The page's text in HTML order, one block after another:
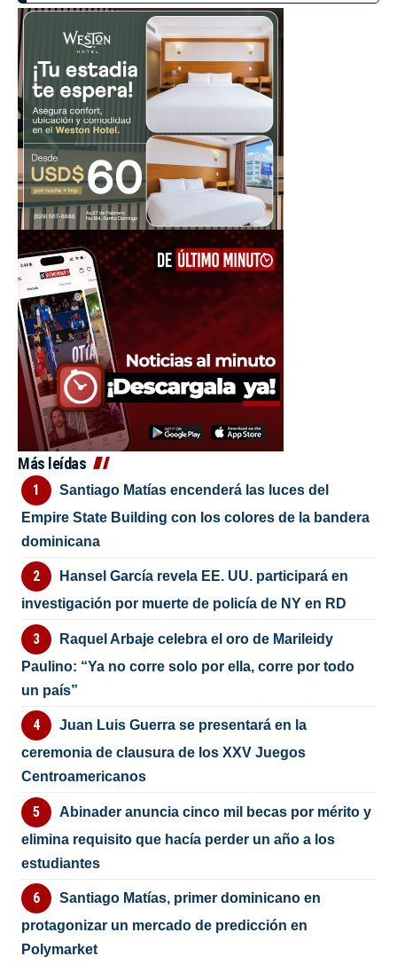
Más leídas
Santiago Matías encenderá las luces del
Empire State Building con los colores de la bandera
dominicana
Hansel García revela EE. UU. participará en
investigación por muerte de policía de NY en RD
Raquel Arbaje celebra el oro de Marileidy
Paulino: “Ya no corre solo por ella, corre por todo
un país”
Juan Luis Guerra se presentará en la
ceremonia de clausura de los XXV Juegos
Centroamericanos
Abinader anuncia cinco mil becas por mérito y
elimina requisito que hacía perder un año a los
estudiantes
Santiago Matías, primer dominicano en
protagonizar un mercado de predicción en
Polymarket